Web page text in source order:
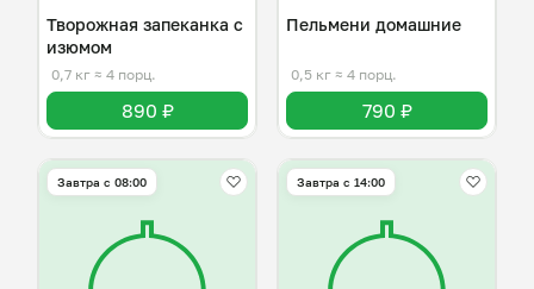
Творожная запеканка с
изюмом
0,7 кг ≈ 4 порц.
890 ₽
Пельмени домашние
0,5 кг ≈ 4 порц.
790 ₽
Завтра c 08:00 Завтра c 14:00